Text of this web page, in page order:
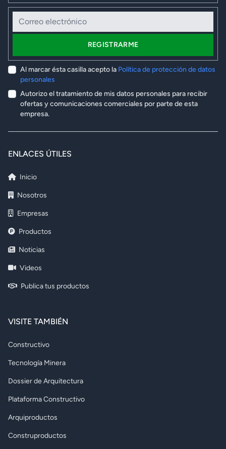
Correo electrónico
REGISTRARME
Al marcar ésta casilla acepto la Política de protección de datos
personales
Autorizo el tratamiento de mis datos personales para recibir
ofertas y comunicaciones comerciales por parte de esta
empresa.
ENLACES ÚTILES
Inicio
Nosotros
Empresas
Productos
Noticias
Videos
Publica tus productos
VISITE TAMBIÉN
Constructivo
Tecnología Minera
Dossier de Arquitectura
Plataforma Constructivo
Arquiproductos
Construproductos